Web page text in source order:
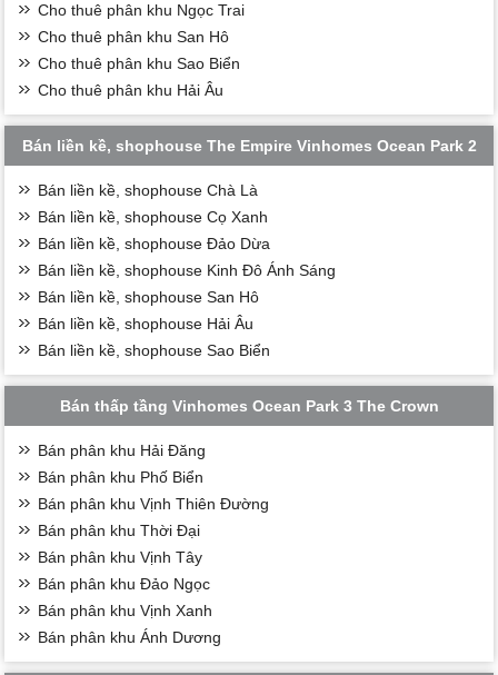
Cho thuê phân khu Ngọc Trai
Cho thuê phân khu San Hô
Cho thuê phân khu Sao Biển
Cho thuê phân khu Hải Âu
Bán liền kề, shophouse The Empire Vinhomes Ocean Park 2
Bán liền kề, shophouse Chà Là
Bán liền kề, shophouse Cọ Xanh
Bán liền kề, shophouse Đảo Dừa
Bán liền kề, shophouse Kinh Đô Ánh Sáng
Bán liền kề, shophouse San Hô
Bán liền kề, shophouse Hải Âu
Bán liền kề, shophouse Sao Biển
Bán thấp tầng Vinhomes Ocean Park 3 The Crown
Bán phân khu Hải Đăng
Bán phân khu Phố Biển
Bán phân khu Vịnh Thiên Đường
Bán phân khu Thời Đại
Bán phân khu Vịnh Tây
Bán phân khu Đảo Ngọc
Bán phân khu Vịnh Xanh
Bán phân khu Ánh Dương